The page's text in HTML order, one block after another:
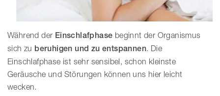
Während der Einschlafphase beginnt der Organismus
sich zu beruhigen und zu entspannen. Die
Einschlafphase ist sehr sensibel, schon kleinste
Geräusche und Störungen können uns hier leicht
wecken.